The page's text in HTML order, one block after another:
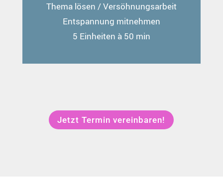
Thema lösen / Versöhnungsarbeit
Entspannung mitnehmen
5 Einheiten à 50 min
Jetzt Termin vereinbaren!